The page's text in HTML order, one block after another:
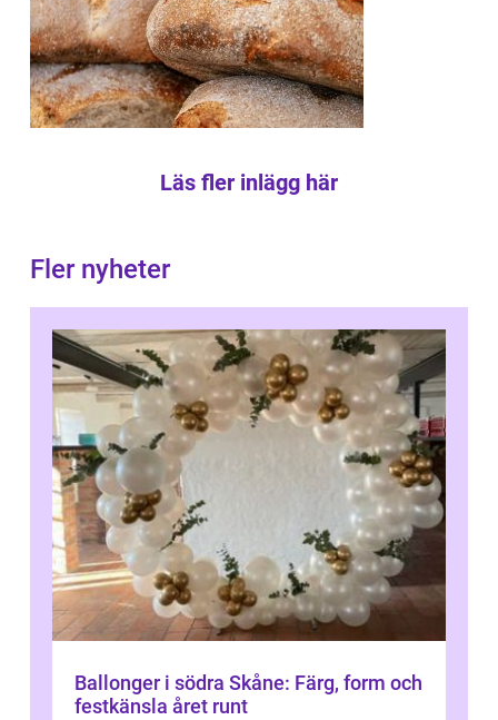
Läs fler inlägg här
Fler nyheter
Ballonger i södra Skåne: Färg, form och
festkänsla året runt